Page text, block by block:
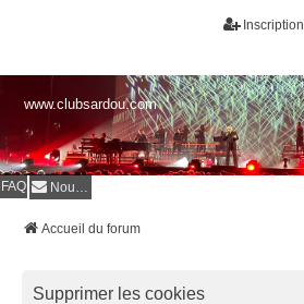
Inscription
www.clubsardou.com
FAQ Nous contacter
Accueil du forum
Supprimer les cookies